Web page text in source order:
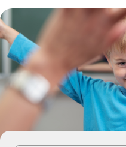
Om SV
Starta studiecirkel
Cirkelledare